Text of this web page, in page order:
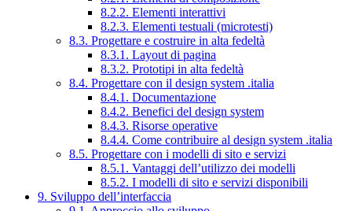
8.2.2. Elementi interattivi
8.2.3. Elementi testuali (microtesti)
8.3. Progettare e costruire in alta fedeltà
8.3.1. Layout di pagina
8.3.2. Prototipi in alta fedeltà
8.4. Progettare con il design system .italia
8.4.1. Documentazione
8.4.2. Benefici del design system
8.4.3. Risorse operative
8.4.4. Come contribuire al design system .italia
8.5. Progettare con i modelli di sito e servizi
8.5.1. Vantaggi dell’utilizzo dei modelli
8.5.2. I modelli di sito e servizi disponibili
9. Sviluppo dell’interfaccia